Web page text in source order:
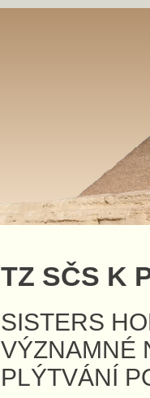
TZ SČS K
SISTERS
VÝZNAMNÉ
PLÝTVÁNÍ